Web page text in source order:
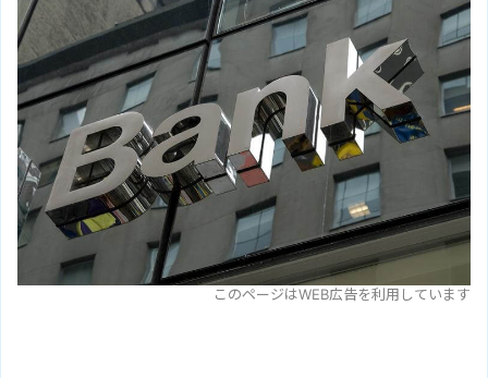
このページはWEB広告を利用しています